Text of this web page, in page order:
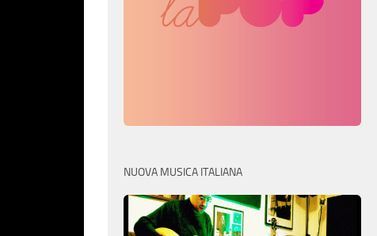
NUOVA MUSICA ITALIANA